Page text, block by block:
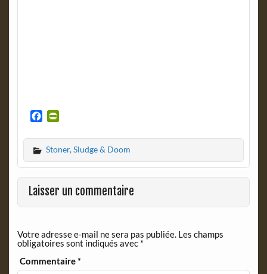
c
e
b
o
o
k
i
n
t
F
r
e
d
l
y
Stoner, Sludge & Doom
Laisser un commentaire
Votre adresse e-mail ne sera pas publiée. Les champs
obligatoires sont indiqués avec *
Commentaire*